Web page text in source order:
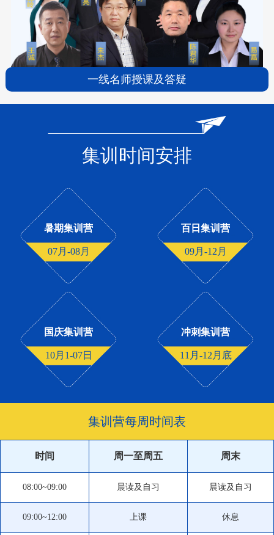
一线名师授课及答疑
集训时间安排
暑期集训营
07月-08月
百日集训营
09月-12月
国庆集训营
10月1-07日
冲刺集训营
11月-12月底
集训营每周时间表
时间 周一至周五 周末
08:00~09:00 晨读及自习 晨读及自习
09:00~12:00 上课 休息